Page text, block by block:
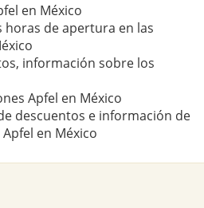
en México
horas de apertura en las
información sobre los
Apfel en México
descuentos e información de
en México